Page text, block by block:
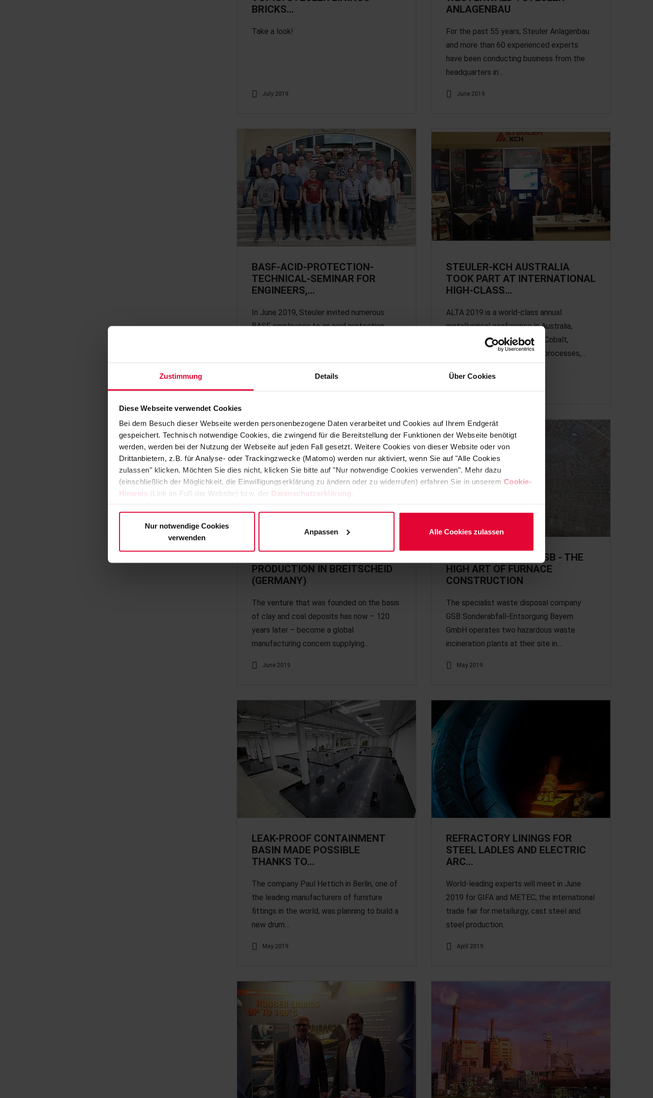
Zustimmung Details Über Cookies
Diese Webseite verwendet Cookies
Bei dem Besuch dieser Webseite werden personenbezogene Daten verarbeitet und Cookies auf Ihrem Endgerät
gespeichert. Technisch notwendige Cookies, die zwingend für die Bereitstellung der Funktionen der Webseite benötigt
werden, werden bei der Nutzung der Webseite auf jeden Fall gesetzt. Weitere Cookies von dieser Website oder von
Drittanbietern, z.B. für Analyse- oder Trackingzwecke (Matomo) werden nur aktiviert, wenn Sie auf "Alle Cookies
zulassen" klicken. Möchten Sie dies nicht, klicken Sie bitte auf "Nur notwendige Cookies verwenden". Mehr dazu
(einschließlich der Möglichkeit, die Einwilligungserklärung zu ändern oder zu widerrufen) erfahren Sie in unserem Cookie-
Hinweis (Link im Fuß der Website) bzw. der Datenschutzerklärung
Nur notwendige Cookies
verwenden
Anpassen Alle Cookies zulassen
BRICKS…
Take a look!
July 2019
ANLAGENBAU
For the past 55 years, Steuler Anlagenbau
and more than 60 experienced experts
have been conducting business from the
headquarters in…
June 2019
BASF-ACID-PROTECTION-
TECHNICAL-SEMINAR FOR
ENGINEERS,…
In June 2019, Steuler invited numerous
BASF employees to an acid protection
STEULER-KCH AUSTRALIA
TOOK PART AT INTERNATIONAL
HIGH-CLASS…
ALTA 2019 is a world-class annual
metallurgical conference in Australia,
focussing on Nickel, Copper, Cobalt,
Uranium, REE, Gold and PGM processes,…
PRODUCTION IN BREITSCHEID
(GERMANY)
The venture that was founded on the basis
of clay and coal deposits has now – 120
years later – become a global
manufacturing concern supplying…
June 2019
CUPOLA LINING AT GSB - THE
HIGH ART OF FURNACE
CONSTRUCTION
The specialist waste disposal company
GSB Sonderabfall-Entsorgung Bayern
GmbH operates two hazardous waste
incineration plants at their site in…
May 2019
LEAK-PROOF CONTAINMENT
BASIN MADE POSSIBLE
THANKS TO…
The company Paul Hettich in Berlin, one of
the leading manufacturers of furniture
fittings in the world, was planning to build a
new drum…
May 2019
REFRACTORY LININGS FOR
STEEL LADLES AND ELECTRIC
ARC…
World-leading experts will meet in June
2019 for GIFA and METEC, the international
trade fair for metallurgy, cast steel and
steel production.
April 2019